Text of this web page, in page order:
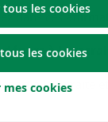
tous les cookies
les cookies
mes cookies
dans ces
à la
à la retraite